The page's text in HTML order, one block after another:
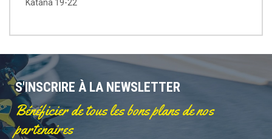
Katana 19-22
S'INSCRIRE À LA NEWSLETTER
Bénéficier de tous les bons plans de nos
partenaires